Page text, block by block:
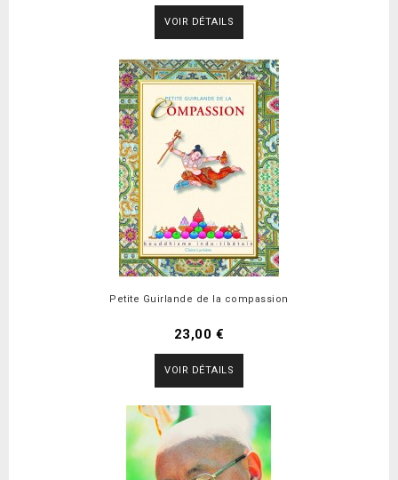
VOIR DÉTAILS
Petite Guirlande de la compassion
23,00 €
VOIR DÉTAILS